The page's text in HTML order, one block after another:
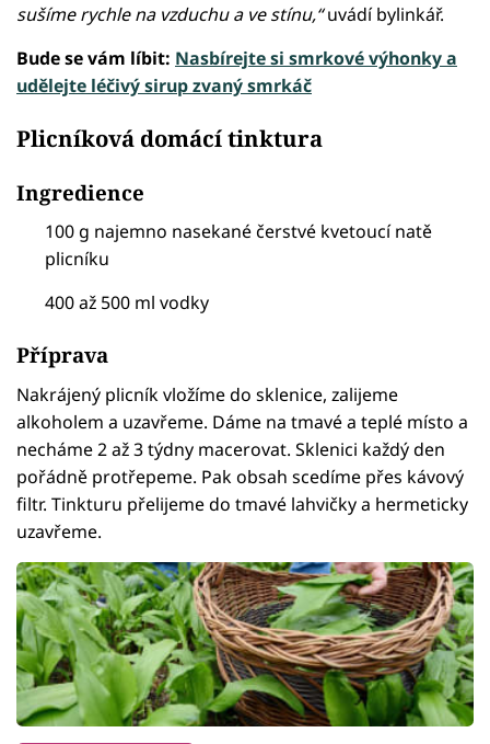
sušíme rychle na vzduchu a ve stínu,“uvádí bylinkář.
Bude se vám líbit: Nasbírejte si smrkové výhonky a
udělejte léčivý sirup zvaný smrkáč
Plicníková domácí tinktura
Ingredience
100 g najemno nasekané čerstvé kvetoucí natě
plicníku
400 až 500 ml vodky
Příprava
Nakrájený plicník vložíme do sklenice, zalijeme
alkoholem a uzavřeme. Dáme na tmavé a teplé místo a
necháme 2 až 3 týdny macerovat. Sklenici každý den
pořádně protřepeme. Pak obsah scedíme přes kávový
filtr. Tinkturu přelijeme do tmavé lahvičky a hermeticky
uzavřeme.